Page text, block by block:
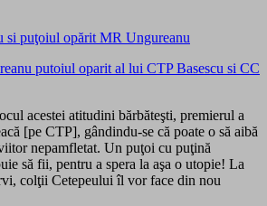
si puţoiul opărit MR Ungureanu
acestei atitudini bărbăteşti, premierul a
[pe CTP], gândindu-se că poate o să aibă
nepamfletat. Un puţoi cu puţină
să fii, pentru a spera la aşa o utopie! La
colţii Cetepeului îl vor face din nou